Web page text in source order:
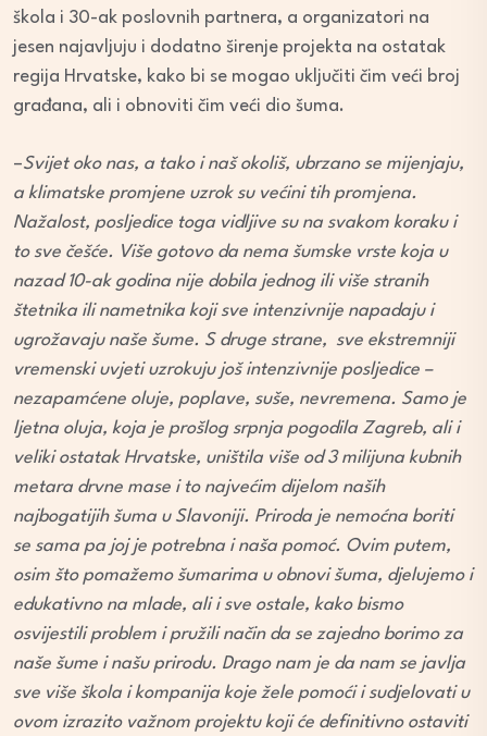
škola i 30-ak poslovnih partnera, a organizatori na
jesen najavljuju i dodatno širenje projekta na ostatak
regija Hrvatske, kako bi se mogao uključiti čim veći broj
građana, ali i obnoviti čim veći dio šuma.
–Svijet oko nas, a tako i naš okoliš, ubrzano se mijenjaju,
a klimatske promjene uzrok su većini tih promjena.
Nažalost, posljedice toga vidljive su na svakom koraku i
to sve češće. Više gotovo da nema šumske vrste koja u
nazad 10-ak godina nije dobila jednog ili više stranih
štetnika ili nametnika koji sve intenzivnije napadaju i
ugrožavaju naše šume. S druge strane, sve ekstremniji
vremenski uvjeti uzrokuju još intenzivnije posljedice –
nezapamćene oluje, poplave, suše, nevremena. Samo je
ljetna oluja, koja je prošlog srpnja pogodila Zagreb, ali i
veliki ostatak Hrvatske, uništila više od 3 milijuna kubnih
metara drvne mase i to najvećim dijelom naših
najbogatijih šuma u Slavoniji. Priroda je nemoćna boriti
se sama pa joj je potrebna i naša pomoć. Ovim putem,
osim što pomažemo šumarima u obnovi šuma, djelujemo i
edukativno na mlade, ali i sve ostale, kako bismo
osvijestili problem i pružili način da se zajedno borimo za
naše šume i našu prirodu. Drago nam je da nam se javlja
sve više škola i kompanija koje žele pomoći i sudjelovati u
ovom izrazito važnom projektu koji će definitivno ostaviti